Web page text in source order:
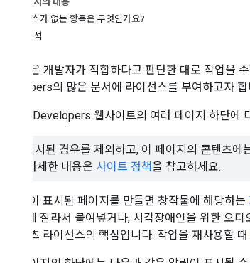
라이선스가 없는 항목은 무엇인가요?
기여 분석
Google은 개발자가 적합하다고 판단한 대로 작업을
Developers의 많은 문서에 라이선스를 부여하고자 합
Google Developers 웹사이트의 여러 페이지 하단에
달리 명시된 경우를 제외하고, 이 페이지의 콘텐츠에
니다. 자세한 내용은 사이트 정책 을 참고하세요.
이 알림이 표시된 페이지를 만들면 창작물에 해당하는
블로그에 잘라서 붙여넣거나, 시각장애인을 위한 오
픈 콘텐츠 라이선스의 핵심입니다. 작업을 재사용할 때